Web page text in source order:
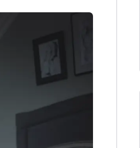
Laddningscheck